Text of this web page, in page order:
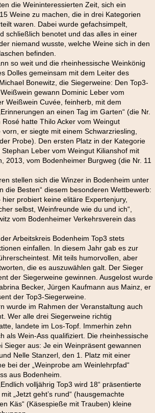
die Weininteressierten Zeit, sich ein
Weine zu machen, die in drei Kategorien
waren. Dabei wurde gefachsimpelt,
schließlich benotet und das alles in einer
niemand wusste, welche Weine sich in den
befinden.
so weit und die rheinhessische Weinkönig
Dolles gemeinsam mit dem Leiter des
Bonewitz, die Siegerweine: Den Top3-
gewann Dominic Leber vom
Weißwein Cuvée, feinherb, mit dem
an einen Tag im Garten“ (die Nr.
hatte Thilo Acker vom Weingut
er siegte mit einem Schwarzriesling,
Probe). Den ersten Platz in der Kategorie
Leber vom Weingut Kilianshof mit
2013, vom Bodenheimer Burgweg (die Nr. 11
stellen sich die Winzer in Bodenheim unter
die Besten“ diesem besonderen Wettbewerb:
hier probiert keine elitäre Expertenjury,
selbst, Weinfreunde wie du und ich“,
vom Bodenheimer Verkehrsverein das
Arbeitskreis Bodenheim Top3 stets
einfallen. In diesem Jahr gab es zur
Mit teils humorvollen, aber
die es auszuwählen galt. Der Sieger
der Siegerweine gewinnen. Ausgelost wurde
Becker, Jürgen Kaufmann aus Mainz, er
der Top3-Siegerweine.
wurde im Rahmen der Veranstaltung auch
Wer alle drei Siegerweine richtig
landete im Los-Topf. Immerhin zehn
als Wein-Ass qualifiziert. Die rheinhessische
Sieger aus: Je ein Weinpräsent gewannen
Nelle Stanzerl, den 1. Platz mit einer
bei der „Weinprobe am Weinlehrpfad“
aus Bodenheim.
volljährig Top3 wird 18“ präsentierte
„Jetzt geht’s rund“ (hausgemachte
Käs“ (Käsespieße mit Trauben) kleine